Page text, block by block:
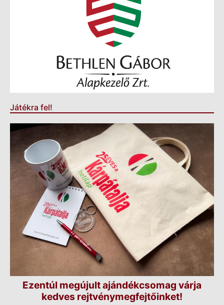
Játékra fel!
Ezentúl megújult ajándékcsomag várja
kedves rejtvénymegfejtőinket!